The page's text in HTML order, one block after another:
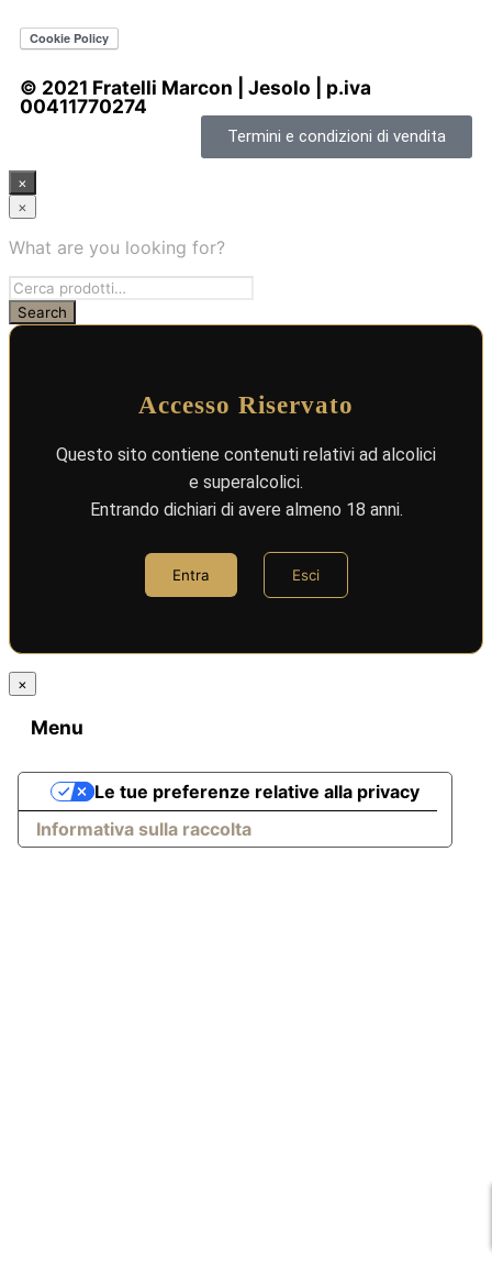
© 2021 Fratelli Marcon | Jesolo | p.iva
00411770274
Termini e condizioni di vendita
×
×
What are you looking for?
Accesso Riservato
Questo sito contiene contenuti relativi ad alcolici
e superalcolici.
Entrando dichiari di avere almeno 18 anni.
Entra Esci
×
Menu
Informativa sulla raccolta
Le tue preferenze relative alla privacy